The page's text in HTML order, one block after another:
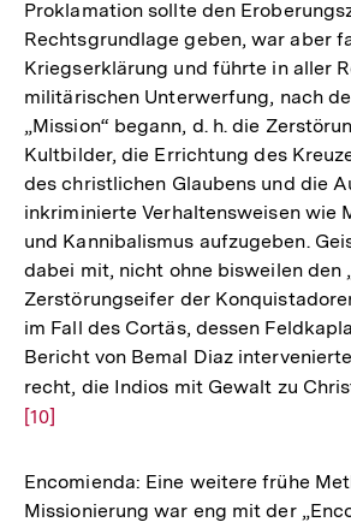
Proklamation sollte den
Rechtsgrundlage geben, war aber
Kriegserklärung und führte in aller
militärischen Unterwerfung, nach
„Mission“ begann, d. h. die
Kultbilder, die Errichtung des
des christlichen Glaubens und die
inkriminierte Verhaltensweisen wie
und Kannibalismus aufzugeben.
dabei mit, nicht ohne bisweilen den
Zerstörungseifer der
im Fall des Cortäs, dessen
Bericht von Bemal Diaz
recht, die Indios mit Gewalt zu
[10]
Encomienda: Eine weitere frühe
Missionierung war eng mit der